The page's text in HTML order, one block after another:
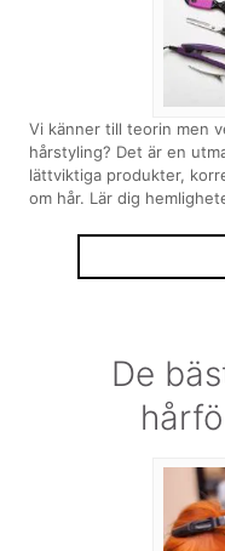
Vi känner till teorin men
hårstyling? Det är en
lättviktiga produkter,
om hår. Lär dig
De